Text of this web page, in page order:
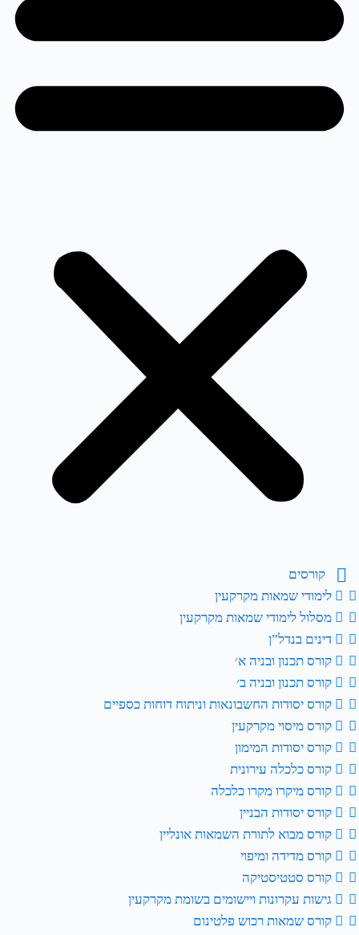
קורסים
לימודי שמאות מקרקעין
מסלול לימודי שמאות מקרקעין
דינים בנדל”ן
קורס תכנון ובניה א׳
קורס תכנון ובניה ב׳
קורס יסודות החשבונאות וניתוח דוחות כספיים
קורס מיסוי מקרקעין
קורס יסודות המימון
קורס כלכלה עירונית
קורס מיקרו מקרו כלכלה
קורס יסודות הבניין
קורס מבוא לתורת השמאות אונליין
קורס מדידה ומיפוי
קורס סטטיסטיקה
גישות עקרונות ויישומים בשומת מקרקעין
קורס שמאות רכוש פלטינום